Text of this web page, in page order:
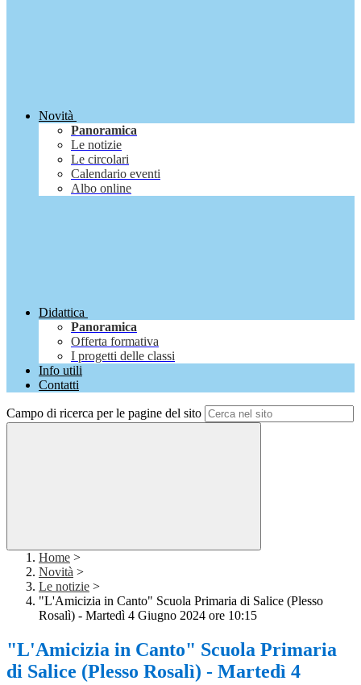
Novità
Panoramica
Le notizie
Le circolari
Calendario eventi
Albo online
Didattica
Panoramica
Offerta formativa
I progetti delle classi
Info utili
Contatti
Campo di ricerca per le pagine del sito
Home >
Novità >
Le notizie >
"L'Amicizia in Canto" Scuola Primaria di Salice (Plesso
Rosalì) - Martedì 4 Giugno 2024 ore 10:15
"L'Amicizia in Canto" Scuola Primaria
di Salice (Plesso Rosalì) - Martedì 4